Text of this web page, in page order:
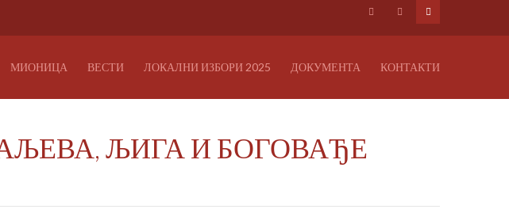
МИОНИЦА ВЕСТИ ЛОКАЛНИ ИЗБОРИ 2025 ДОКУМЕНТА КОНТАКТИ
ЉИГА И БОГОВАЂЕ